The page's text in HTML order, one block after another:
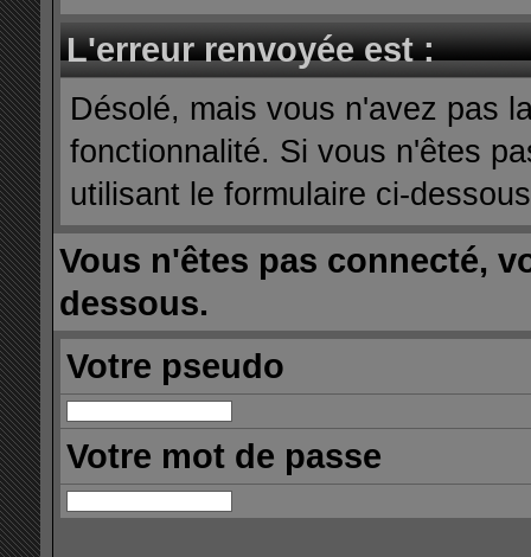
L'erreur renvoyée est :
Désolé, mais vous n'avez pas
fonctionnalité. Si vous n'êtes
utilisant le formulaire ci-
Vous n'êtes pas connecté,
dessous.
Votre pseudo
Votre mot de passe